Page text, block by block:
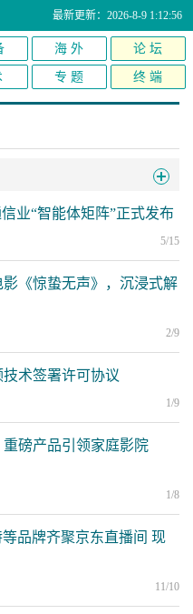
最新更新：2026-8-9 1:12:56
海 外 论 坛
专 题 终 端
业“智能体矩阵”正式发布
5/15
《惊蛰无声》，沉浸式解
2/9
术签署许可协议
1/9
重磅产品引领家庭影院
1/8
品牌齐聚京东直播间 现
11/10